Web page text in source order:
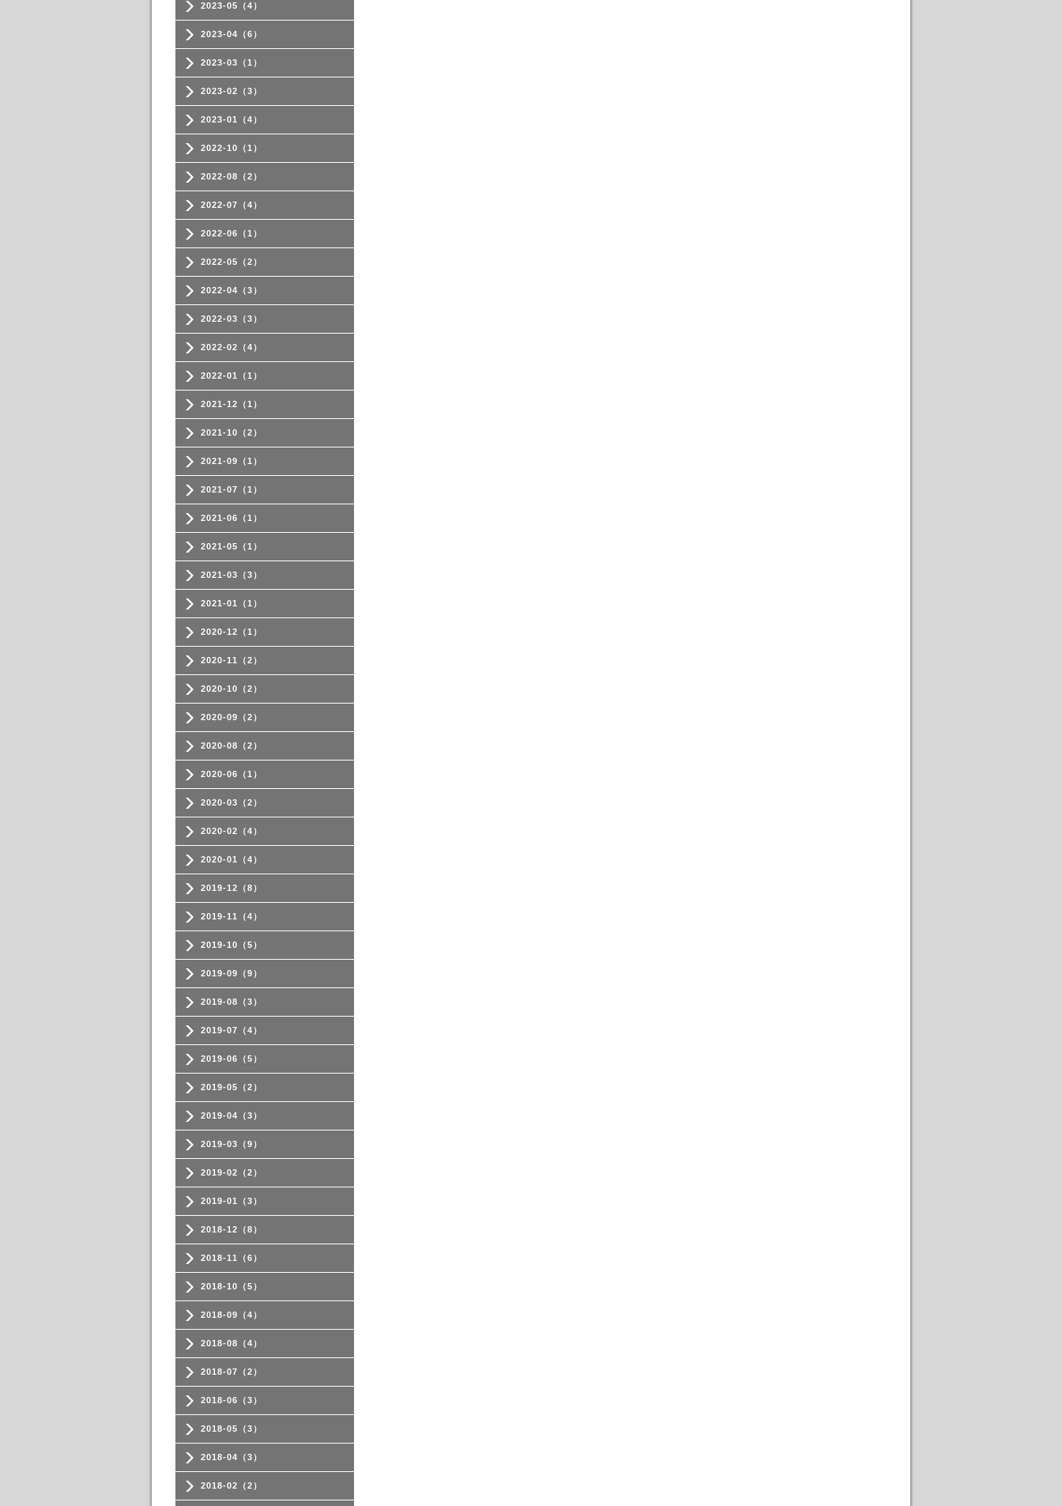
2023-05（4）
2023-04（6）
2023-03（1）
2023-02（3）
2023-01（4）
2022-10（1）
2022-08（2）
2022-07（4）
2022-06（1）
2022-05（2）
2022-04（3）
2022-03（3）
2022-02（4）
2022-01（1）
2021-12（1）
2021-10（2）
2021-09（1）
2021-07（1）
2021-06（1）
2021-05（1）
2021-03（3）
2021-01（1）
2020-12（1）
2020-11（2）
2020-10（2）
2020-09（2）
2020-08（2）
2020-06（1）
2020-03（2）
2020-02（4）
2020-01（4）
2019-12（8）
2019-11（4）
2019-10（5）
2019-09（9）
2019-08（3）
2019-07（4）
2019-06（5）
2019-05（2）
2019-04（3）
2019-03（9）
2019-02（2）
2019-01（3）
2018-12（8）
2018-11（6）
2018-10（5）
2018-09（4）
2018-08（4）
2018-07（2）
2018-06（3）
2018-05（3）
2018-04（3）
2018-02（2）